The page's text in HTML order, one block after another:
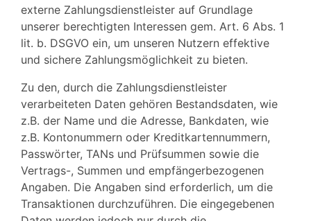
externe Zahlungsdienstleister auf Grundlage
unserer berechtigten Interessen gem. Art. 6 Abs. 1
lit. b. DSGVO ein, um unseren Nutzern effektive
und sichere Zahlungsmöglichkeit zu bieten.
Zu den, durch die Zahlungsdienstleister
verarbeiteten Daten gehören Bestandsdaten, wie
z.B. der Name und die Adresse, Bankdaten, wie
z.B. Kontonummern oder Kreditkartennummern,
Passwörter, TANs und Prüfsummen sowie die
Vertrags-, Summen und empfängerbezogenen
Angaben. Die Angaben sind erforderlich, um die
Transaktionen durchzuführen. Die eingegebenen